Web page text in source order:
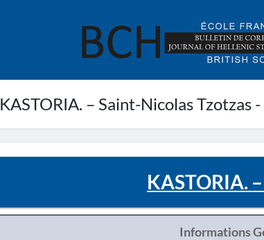
KASTORIA. – Saint-Nicolas Tzotzas
KASTORIA.
Informations